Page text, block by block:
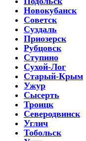
Новокубанск
Советск
Суздаль
Приозерск
Рубцовск
Ступино
Сухой-Лог
Старый-Крым
Ужур
Сысерть
Троицк
Северодвинск
Углич
Тобольск